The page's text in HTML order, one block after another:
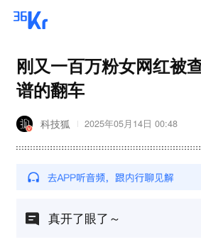
刚又一百万粉女网红被
谱的翻车
科技狐 2025年05月14日 00:48
真开了眼了～